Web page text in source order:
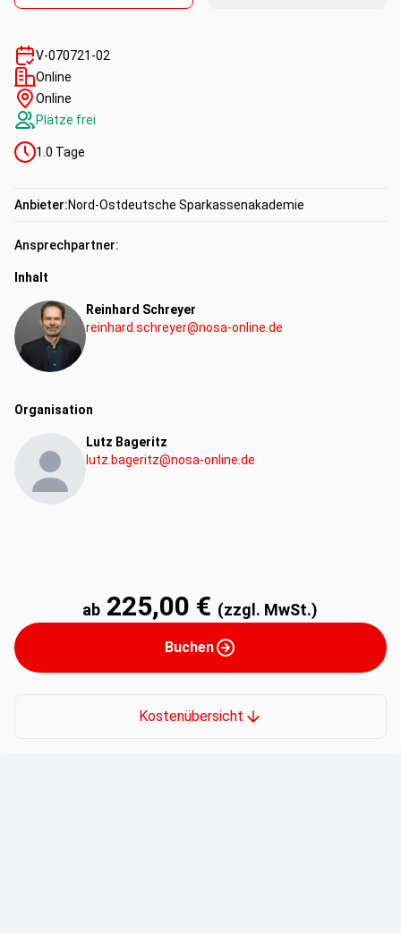
V-070721-02
Online
Online
Plätze frei
1.0 Tage
Anbieter:Nord-Ostdeutsche Sparkassenakademie
Ansprechpartner:
Inhalt
Reinhard Schreyer
reinhard.schreyer@nosa-online.de
Organisation
Lutz Bageritz
lutz.bageritz@nosa-online.de
ab 225,00 € (zzgl. MwSt.)
Buchen
Kostenübersicht